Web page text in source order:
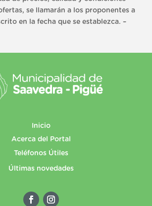
se llamarán a los proponentes a
en la fecha que se establezca. –
Inicio
Acerca del Portal
Teléfonos Útiles
Últimas novedades